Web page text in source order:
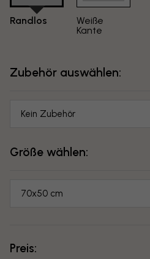
Randlos
Weiße
Kante
Zubehör auswählen:
Kein Zubehör
Größe wählen:
70x50 cm
Preis: